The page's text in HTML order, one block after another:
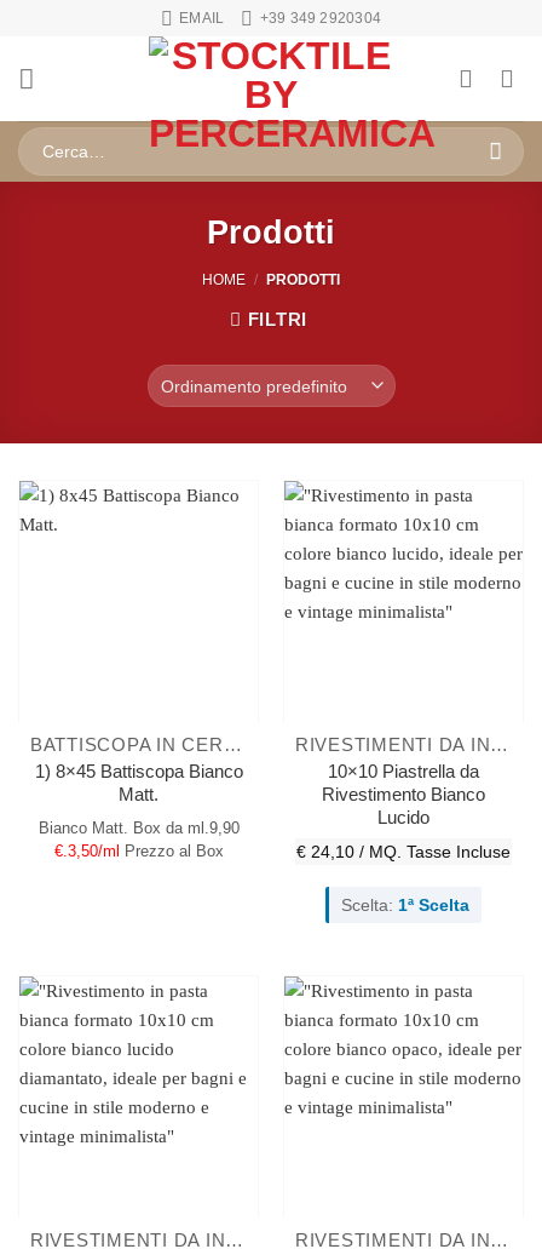
contenuti
EMAIL +39 349 2920304
Cerca:
Prodotti
HOME / PRODOTTI
FILTRI
BATTISCOPA IN CERAMICA
1) 8×45 Battiscopa Bianco
Matt.
Bianco Matt.
Box da ml.9,90
€.3,50/ml
Prezzo al Box
RIVESTIMENTI DA INTERNO
10×10 Piastrella da
Rivestimento Bianco
Lucido
€ 24,10 / MQ. Tasse Incluse
Scelta: 1ª Scelta
RIVESTIMENTI DA INTERNO
RIVESTIMENTI DA INTERNO